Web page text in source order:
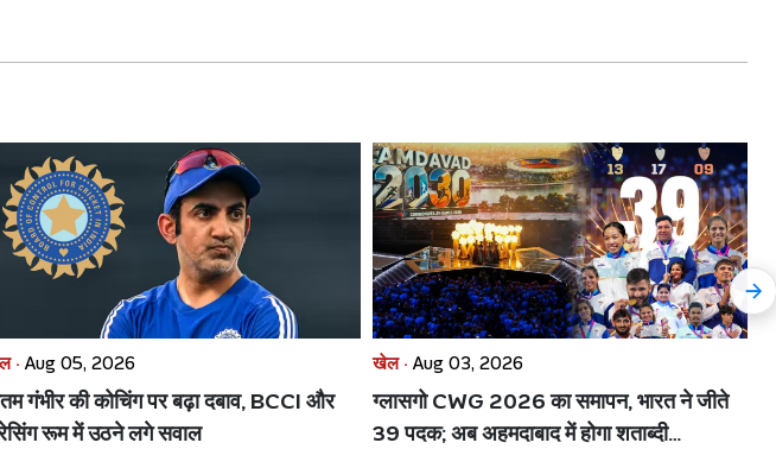
· Aug 05, 2026
गंभीर की कोचिंग पर बढ़ा दबाव, BCCI और
रूम में उठने लगे सवाल
खेल · Aug 03, 2026
ग्लासगो CWG 2026 का समापन, भारत ने जीते
39 पदक; अब अहमदाबाद में होगा शताब्दी